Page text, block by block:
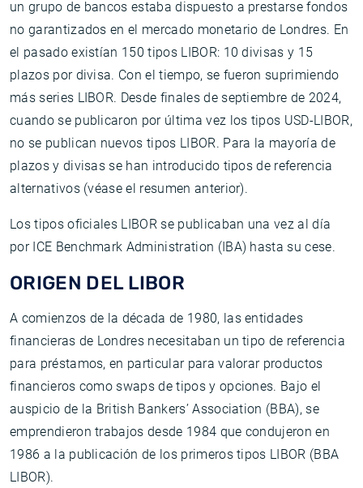
un grupo de bancos estaba dispuesto a prestarse fondos
no garantizados en el mercado monetario de Londres. En
el pasado existían 150 tipos LIBOR: 10 divisas y 15
plazos por divisa. Con el tiempo, se fueron suprimiendo
más series LIBOR. Desde finales de septiembre de 2024,
cuando se publicaron por última vez los tipos USD-LIBOR,
no se publican nuevos tipos LIBOR. Para la mayoría de
plazos y divisas se han introducido tipos de referencia
alternativos (véase el resumen anterior).
Los tipos oficiales LIBOR se publicaban una vez al día
por ICE Benchmark Administration (IBA) hasta su cese.
ORIGEN DEL LIBOR
A comienzos de la década de 1980, las entidades
financieras de Londres necesitaban un tipo de referencia
para préstamos, en particular para valorar productos
financieros como swaps de tipos y opciones. Bajo el
auspicio de la British Bankers’ Association (BBA), se
emprendieron trabajos desde 1984 que condujeron en
1986 a la publicación de los primeros tipos LIBOR (BBA
LIBOR).